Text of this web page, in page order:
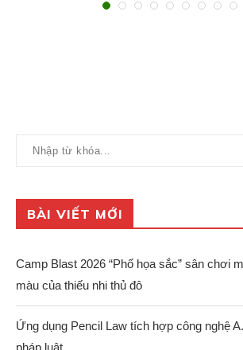
BÀI VIẾT MỚI
Camp Blast 2026 “Phố họa sắc” sân chơi
màu của thiếu nhi thủ đô
Ứng dụng Pencil Law tích hợp công nghệ